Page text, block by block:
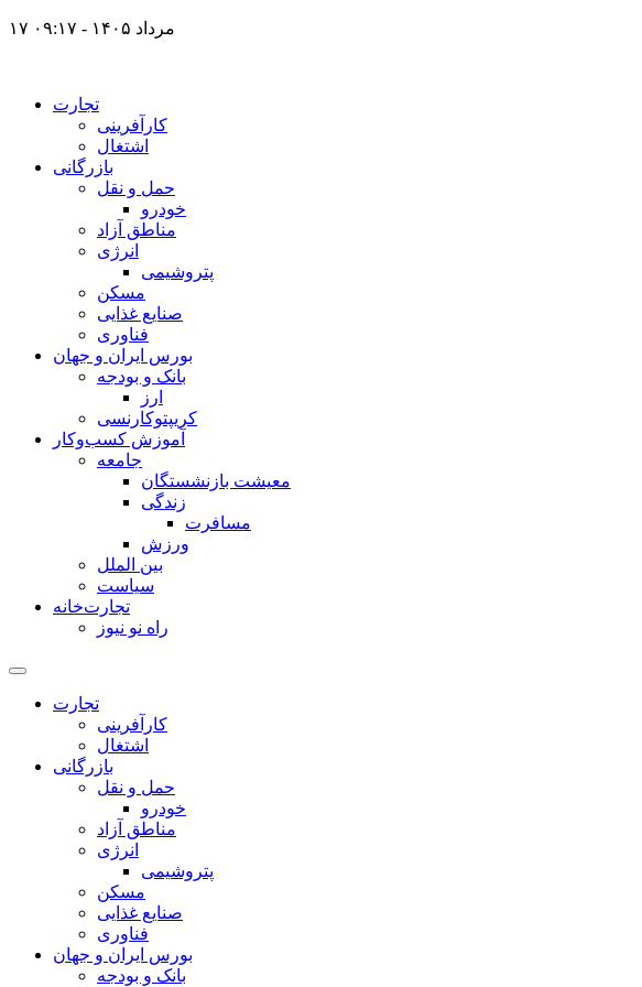
۱۷ مرداد ۱۴۰۵ - ۰۹:۱۷
تجارت
کارآفرینی
اشتغال
بازرگانی
حمل و نقل
خودرو
مناطق آزاد
انرژی
پتروشیمی
مسکن
صنایع غذایی
فناوری
بورس ایران و جهان
بانک و بودجه
ارز
کریپتوکارنسی
آموزش کسب‌وکار
جامعه
معیشت بازنشستگان
زندگی
مسافرت
ورزش
بین الملل
سیاست
تجارت‌خانه
راه نو نیوز
تجارت
کارآفرینی
اشتغال
بازرگانی
حمل و نقل
خودرو
مناطق آزاد
انرژی
پتروشیمی
مسکن
صنایع غذایی
فناوری
بورس ایران و جهان
بانک و بودجه